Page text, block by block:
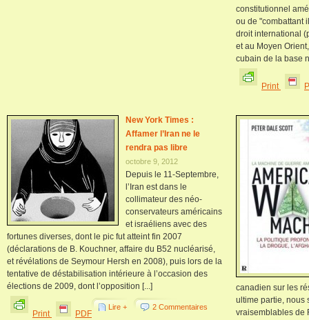
constitutionnel
ou de "combattant
droit international
et au Moyen
cubain de la base
Print
New York Times :
Affamer l’Iran ne le
rendra pas libre
octobre 9, 2012
Depuis le 11-Septembre,
l’Iran est dans le
collimateur des néo-
conservateurs américains
et israéliens avec des
fortunes diverses, dont le pic fut atteint fin 2007
(déclarations de B. Kouchner, affaire du B52 nucléarisé,
et révélations de Seymour Hersh en 2008), puis lors de la
tentative de déstabilisation intérieure à l’occasion des
élections de 2009, dont l’opposition [...]
Print PDF
Lire + 2 Commentaires
canadien sur les
ultime partie, nous
vraisemblables de